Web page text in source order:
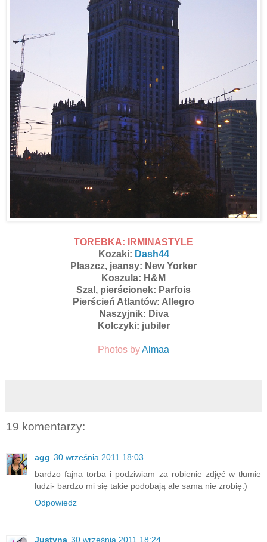
TOREBKA: IRMINASTYLE
Kozaki: Dash44
Płaszcz, jeansy: New Yorker
Koszula: H&M
Szal, pierścionek: Parfois
Pierścień Atlantów: Allegro
Naszyjnik: Diva
Kolczyki: jubiler
Photos byAlmaa
19 komentarzy:
agg 30 września 2011 18:03
bardzo fajna torba i podziwiam za robienie zdjęć w tłumie
ludzi- bardzo mi się takie podobają ale sama nie zrobię:)
Odpowiedz
Justyna 30 września 2011 18:24